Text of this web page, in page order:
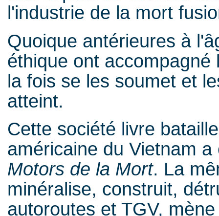
l'industrie de la mort
Quoique antérieures à
éthique ont
la fois se les soumet et
atteint.
Cette société livre
américaine du Vietnam
Motors de la Mort. La
minéralise, construit,
autoroutes et TGV,